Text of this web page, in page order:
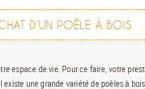
D’UN POÊLE À BOIS
espace de vie. Pour ce faire, votre
une grande variété de poêles à